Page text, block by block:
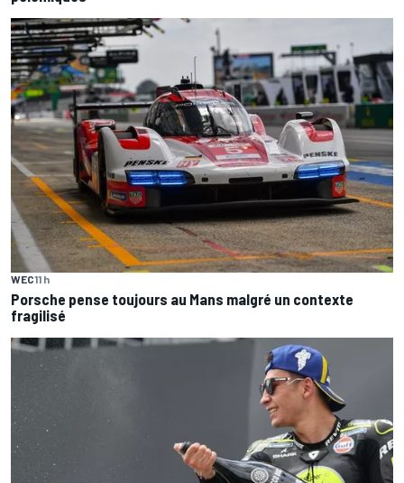
WEC11 h
Porsche pense toujours au Mans malgré un contexte
fragilisé